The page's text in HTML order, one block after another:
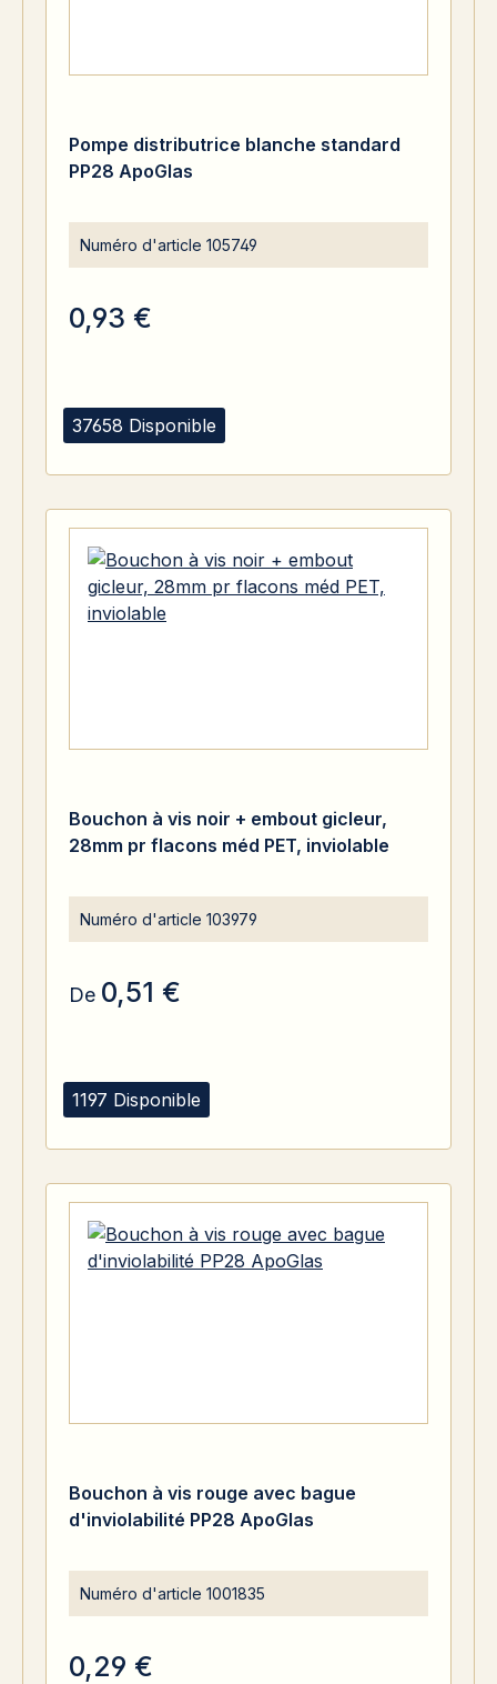
37658 Disponible
Pompe distributrice blanche standard
PP28 ApoGlas
Numéro d'article 105749
0,93 €
1197 Disponible
Bouchon à vis noir + embout gicleur,
28mm pr flacons méd PET, inviolable
Numéro d'article 103979
De 0,51 €
Bouchon à vis rouge avec bague
d'inviolabilité PP28 ApoGlas
Numéro d'article 1001835
0,29 €